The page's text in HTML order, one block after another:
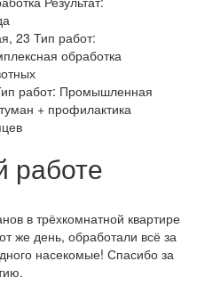
работе
в трёхкомнатной квартире
же день, обработали всё за
насекомые! Спасибо за